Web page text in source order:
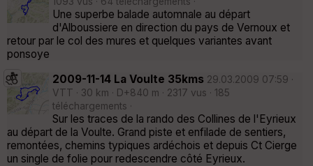
Une superbe balade automnale au départ
d'Alboussiere en direction du pays de Vernoux et
retour par le col des mures et quelques variantes avant
ponsoye
2009-11-14 La Voulte 35kms 29.03.2009 07:59 ·
VTT · 30 km · D+840 m · 2317 vus · 185
téléchargements ·
Sur les traces de la rando des Collines de l'Eyrieux
au départ de la Voulte. Grand piste et enfilade de sentiers,
remontées, chemins typiques ardéchois et depuis Ct Cierge
un single de folie pour redescendre côté Eyrieux.